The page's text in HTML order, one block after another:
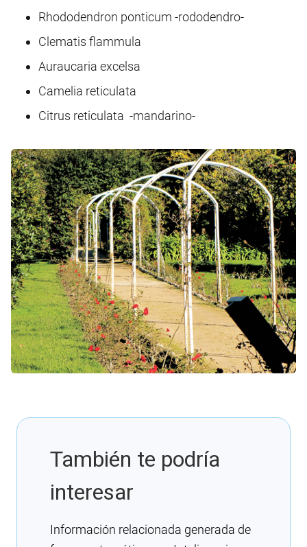
Rhododendron ponticum -rododendro-
Clematis flammula
Auraucaria excelsa
Camelia reticulata
Citrus reticulata -mandarino-
También te podría
interesar
Información relacionada generada de